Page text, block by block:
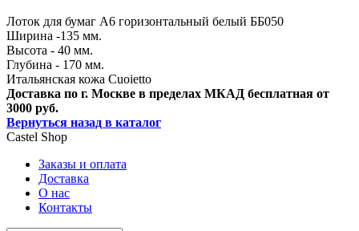
Лоток для бумаг А6 горизонтальный белый ББ050
Ширина -135 мм.
Высота - 40 мм.
Глубина - 170 мм.
Итальянская кожа Cuoietto
Доставка по г. Москве в пределах МКАД бесплатная от
3000 руб.
Вернуться назад в каталог
Castel Shop
Заказы и оплата
Доставка
О нас
Контакты